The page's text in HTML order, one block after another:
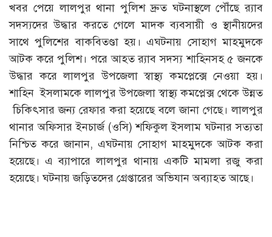
খবর পেয়ে লালপুর থানা পুলিশ দ্রুত ঘটনাস্থলে পৌঁছে র‌্যাব
সদস্যদের উদ্ধার করতে গেলে মাদক ব্যবসায়ী ও স্থানীয়দের
সাথে পুলিশের বাকবিতণ্ডা হয়। এঘটনায় সোহাগ মাহমুদকে
আটক করে পুলিশ। পরে আহত র‌্যাব সদস্য শাহিনসহ ৫ জনকে
উদ্ধার করে লালপুর উপজেলা স্বাস্থ্য কমপ্লেক্সে নেওয়া হয়।
শাহিন ইসলামকে লালপুর উপজেলা স্বাস্থ্য কমপ্লেক্স থেকে উন্নত
চিকিৎসার জন্য রেফার করা হয়েছে বলে জানা গেছে। লালপুর
থানার অফিসার ইনচার্জ (ওসি) শফিকুল ইসলাম ঘটনার সত্যতা
নিশ্চিত করে জানান, এঘটনায় সোহাগ মাহমুদকে আটক করা
হয়েছে। এ ব্যাপারে লালপুর থানায় একটি মামলা রজু করা
হয়েছে। ঘটনায় জড়িতদের গ্রেপ্তারের অভিযান অব্যাহত আছে।